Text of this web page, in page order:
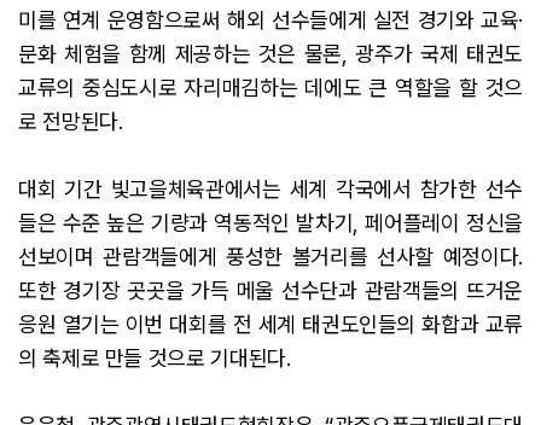
미를 연계 운영함으로써 해외 선수들에게 실전 경기와 교육·
문화 체험을 함께 제공하는 것은 물론, 광주가 국제 태권도
교류의 중심도시로 자리매김하는 데에도 큰 역할을 할 것으
로 전망된다.
대회 기간 빛고을체육관에서는 세계 각국에서 참가한 선수
들은 수준 높은 기량과 역동적인 발차기, 페어플레이 정신을
선보이며 관람객들에게 풍성한 볼거리를 선사할 예정이다.
또한 경기장 곳곳을 가득 메울 선수단과 관람객들의 뜨거운
응원 열기는 이번 대회를 전 세계 태권도인들의 화합과 교류
의 축제로 만들 것으로 기대된다.